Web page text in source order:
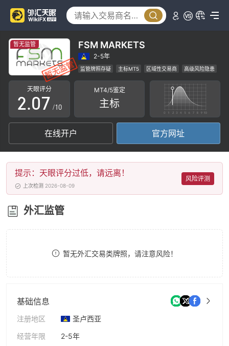
暂无监管 FSM MARKETS
2-5年
监管牌照存疑 主标MT5 区域性交易商 高级风险隐患
天眼评分
0
1
2
3
4
5
6
7
8
.0
1
2
3
4
5
6
3
4
5
6
7
8
9
/10
MT4/5鉴定
主标
在线开户 官方网址
提示：天眼评分过低，请远离！
上次检测 2026-08-09
风险评测
外汇监管
暂无外汇交易类牌照，请注意风险！
基础信息
注册地区
圣卢西亚
经营年限
2-5年